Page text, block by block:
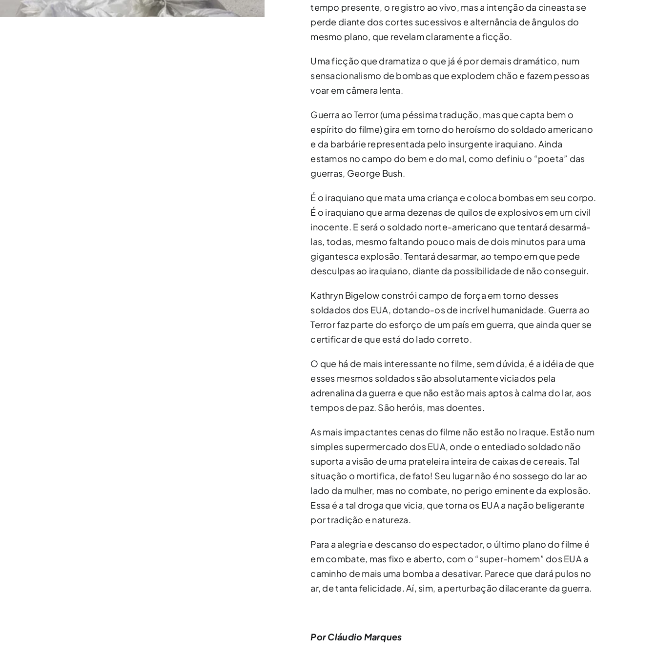
tempo presente, o registro ao vivo, mas a intenção da cineasta se
perde diante dos cortes sucessivos e alternância de ângulos do
mesmo plano, que revelam claramente a ficção.
Uma ficção que dramatiza o que já é por demais dramático, num
sensacionalismo de bombas que explodem chão e fazem pessoas
voar em câmera lenta.
Guerra ao Terror (uma péssima tradução, mas que capta bem o
espírito do filme) gira em torno do heroísmo do soldado americano
e da barbárie representada pelo insurgente iraquiano. Ainda
estamos no campo do bem e do mal, como definiu o “poeta” das
guerras, George Bush.
É o iraquiano que mata uma criança e coloca bombas em seu corpo.
É o iraquiano que arma dezenas de quilos de explosivos em um civil
inocente. E será o soldado norte-americano que tentará desarmá-
las, todas, mesmo faltando pouco mais de dois minutos para uma
gigantesca explosão. Tentará desarmar, ao tempo em que pede
desculpas ao iraquiano, diante da possibilidade de não conseguir.
Kathryn Bigelow constrói campo de força em torno desses
soldados dos EUA, dotando-os de incrível humanidade. Guerra ao
Terror faz parte do esforço de um país em guerra, que ainda quer se
certificar de que está do lado correto.
O que há de mais interessante no filme, sem dúvida, é a idéia de que
esses mesmos soldados são absolutamente viciados pela
adrenalina da guerra e que não estão mais aptos à calma do lar, aos
tempos de paz. São heróis, mas doentes.
As mais impactantes cenas do filme não estão no Iraque. Estão num
simples supermercado dos EUA, onde o entediado soldado não
suporta a visão de uma prateleira inteira de caixas de cereais. Tal
situação o mortifica, de fato! Seu lugar não é no sossego do lar ao
lado da mulher, mas no combate, no perigo eminente da explosão.
Essa é a tal droga que vicia, que torna os EUA a nação beligerante
por tradição e natureza.
Para a alegria e descanso do espectador, o último plano do filme é
em combate, mas fixo e aberto, com o “super-homem” dos EUA a
caminho de mais uma bomba a desativar. Parece que dará pulos no
ar, de tanta felicidade. Aí, sim, a perturbação dilacerante da guerra.
Por Cláudio Marques